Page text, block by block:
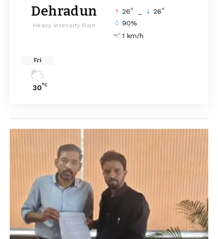
Dehradun
Heavy Intensity Rain
26° 26°
90%
1 km/h
Fri
30°C